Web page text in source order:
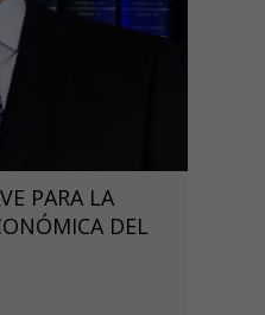
PARA LA
DEL